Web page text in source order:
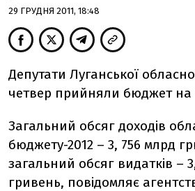
29 ГРУДНЯ 2011, 18:48
Депутати Луганської
четвер прийняли бюджет на
Загальний обсяг доходів
бюджету-2012 – 3, 756 млрд
загальний обсяг видатків –
гривень, повідомляє